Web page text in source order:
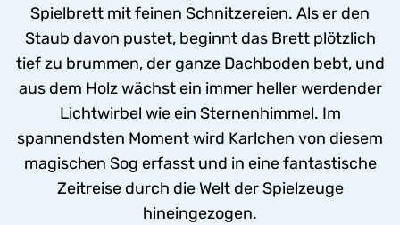
Spielbrett mit feinen Schnitzereien. Als er den
Staub davon pustet, beginnt das Brett plötzlich
tief zu brummen, der ganze Dachboden bebt, und
aus dem Holz wächst ein immer heller werdender
Lichtwirbel wie ein Sternenhimmel. Im
spannendsten Moment wird Karlchen von diesem
magischen Sog erfasst und in eine fantastische
Zeitreise durch die Welt der Spielzeuge
hineingezogen.